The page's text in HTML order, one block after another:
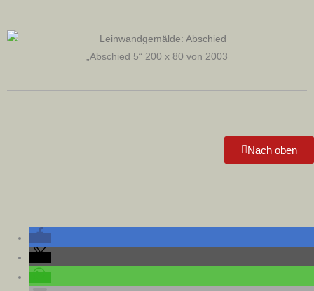
„Abschied 5“ 200 x 80 von 2003
Nach oben